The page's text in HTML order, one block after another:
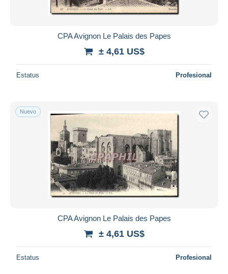
CPA Avignon Le Palais des Papes
± 4,61 US$
Estatus Profesional
Nuevo
CPA Avignon Le Palais des Papes
± 4,61 US$
Estatus Profesional